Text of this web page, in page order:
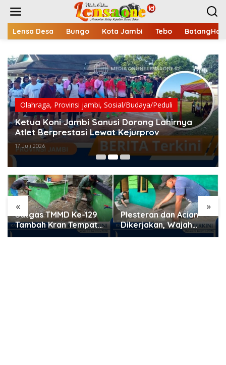
Lensa Desa Bungo Kota Jambi Tebo BatangHari
Olahraga, Provinsi jambi, Sosial/Budaya/Peduli
Ketua Koni Jambi Sanusi Dorong Lahirnya
Atlet Berprestasi Lewat Kejurprov
17 Juli 2026
« »
Satgas TMMD Ke-129
Tambah Kran Tempat
Wudhu di Langgar
Plesteran dan Acian
Dikerjakan, Wajah
Baru RTLH Warga